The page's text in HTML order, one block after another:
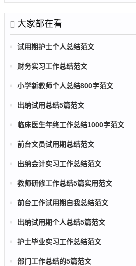
大家都在看
试用期护士个人总结范文
财务实习工作总结范文
小学新教师个人总结800字范文
出纳试用总结5篇范文
临床医生年终工作总结1000字范文
前台文员试用期总结范文
出纳会计实习工作总结范文
教师研修工作总结5篇实用范文
前台工作试用期自我总结范文
出纳试用期个人总结5篇范文
护士毕业实习工作总结范文
部门工作总结的5篇范文